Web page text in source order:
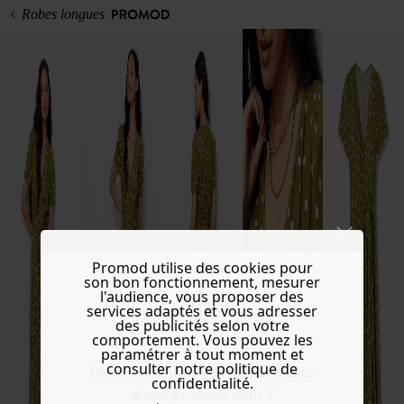
Do you want to be redirected to
www.promod.com ?
Robes longues
Promod utilise des cookies pour
son bon fonctionnement, mesurer
l'audience, vous proposer des
services adaptés et vous adresser
des publicités selon votre
comportement. Vous pouvez les
paramétrer à tout moment et
consulter notre politique de
confidentialité.